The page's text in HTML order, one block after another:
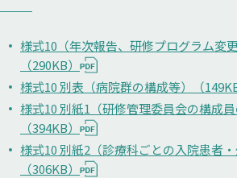
様式10（年次報告、研修プログラム変
（290KB）
様式10 別表（病院群の構成等）（149KB
様式10 別紙1（研修管理委員会の構成員
（394KB）
様式10 別紙2（診療科ごとの入院患者・
（306KB）